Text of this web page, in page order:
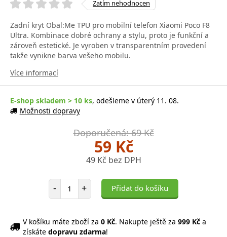
Zatím nehodnocen
Zadní kryt Obal:Me TPU pro mobilní telefon Xiaomi Poco F8
Ultra. Kombinace dobré ochrany a stylu, proto je funkční a
zároveň estetické. Je vyroben v transparentním provedení
takže vynikne barva vešeho mobilu.
Více informací
E-shop skladem > 10 ks, odešleme v úterý 11. 08.
Možnosti dopravy
Doporučená: 69 Kč
59 Kč
49 Kč bez DPH
- Počet položek
+ Přidat do košíku
V košíku máte zboží za 0 Kč. Nakupte ještě za 999 Kč a
získáte dopravu zdarma!